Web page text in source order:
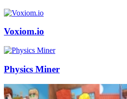
Voxiom.io
Physics Miner